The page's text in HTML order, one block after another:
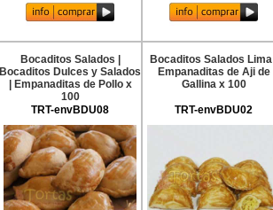
Bocaditos Salados |
Bocaditos Dulces y Salados
| Empanaditas de Pollo x
100
TRT-envBDU08
Bocaditos Salados Lima |
Empanaditas de Aji de
Gallina x 100
TRT-envBDU02